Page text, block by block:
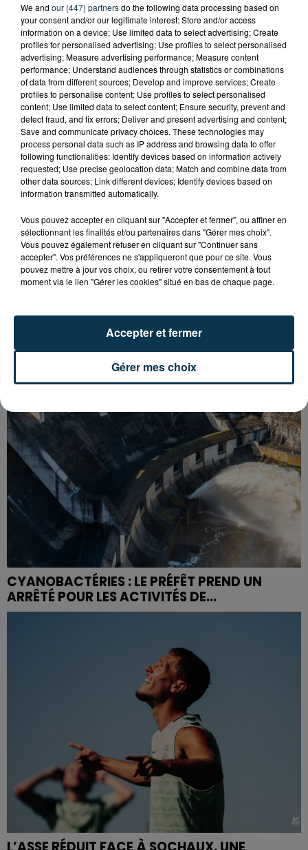
SAINT-ETIENNE : DÉPART DE FEU RUE ROGER
SALENGRO, LE SECTEUR À ÉVITER
ASSE : UN COMMUNIQUÉ COMMUN POUR
DEMANDER LE DÉPART DE PIERRE EKWAH
CYANOBACTÉRIES : LE PRÉFÊT PREND UN
ARRÊTÉ POUR LES ACTIVITÉS DE...
We and our (447) partnersdo the following data processing based on
your consent and/or our legitimate interest: Store and/or access
information on a device; Use limited data to select advertising; Create
profiles for personalised advertising; Use profiles to select personalised
advertising; Measure advertising performance; Measure content
performance; Understand audiences through statistics or combinations
of data from different sources; Develop and improve services; Create
profiles to personalise content; Use profiles to select personalised
content; Use limited data to select content; Ensure security, prevent and
detect fraud, and fix errors; Deliver and present advertising and content;
Save and communicate privacy choices. These technologies may
process personal data such as IP address and browsing data to offer
following functionalities: Identify devices based on information actively
requested; Use precise geolocation data; Match and combine data from
other data sources; Link different devices; Identify devices based on
information transmitted automatically.
Vous pouvez accepter en cliquant sur "Accepter et fermer", ou affiner en
sélectionnant les finalités et/ou partenaires dans "Gérer mes choix".
Vous pouvez également refuser en cliquant sur "Continuer sans
accepter". Vos préférences ne s'appliqueront que pour ce site. Vous
pouvez mettre à jour vos choix, ou retirer votre consentement à tout
moment via le lien "Gérer les cookies" situé en bas de chaque page.
Gérer mes choix
Accepter et fermer